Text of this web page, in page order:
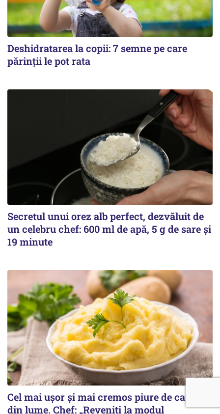
Deshidratarea la copii: 7 semne pe care
părinții le pot rata
Secretul unui orez alb perfect, dezvăluit de
un celebru chef: 600 ml de apă, 5 g de sare și
19 minute
Cel mai ușor și mai cremos piure de cartofi
din lume. Chef: „Reveniți la modul